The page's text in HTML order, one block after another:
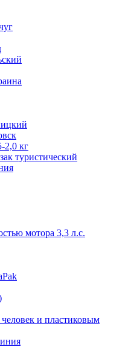
2,0 кг
туристический
мотора 3,3 л.с.
и пластиковым